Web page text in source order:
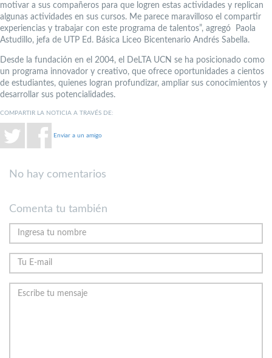
motivar a sus compañeros para que logren estas actividades y replican
algunas actividades en sus cursos. Me parece maravilloso el compartir
experiencias y trabajar con este programa de talentos”, agregó Paola
Astudillo, jefa de UTP Ed. Básica Liceo Bicentenario Andrés Sabella.
Desde la fundación en el 2004, el DeLTA UCN se ha posicionado como
un programa innovador y creativo, que ofrece oportunidades a cientos
de estudiantes, quienes logran profundizar, ampliar sus conocimientos y
desarrollar sus potencialidades.
COMPARTIR LA NOTICIA A TRAVÉS DE:
Enviar a un amigo
No hay comentarios
Comenta tu también